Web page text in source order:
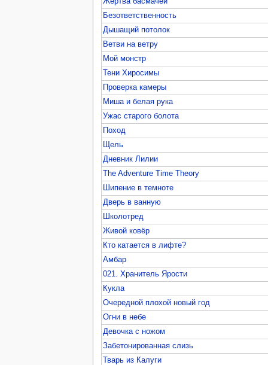
Безответственность
Дышащий потолок
Ветви на ветру
Мой монстр
Тени Хиросимы
Проверка камеры
Миша и белая рука
Ужас старого болота
Поход
Щель
Дневник Лилии
The Adventure Time Theory
Шипение в темноте
Дверь в ванную
Школотред
Живой ковёр
Кто катается в лифте?
Амбар
021. Хранитель Ярости
Кукла
Очередной плохой новый год
Огни в небе
Девочка с ножом
Забетонированная слизь
Тварь из Калуги